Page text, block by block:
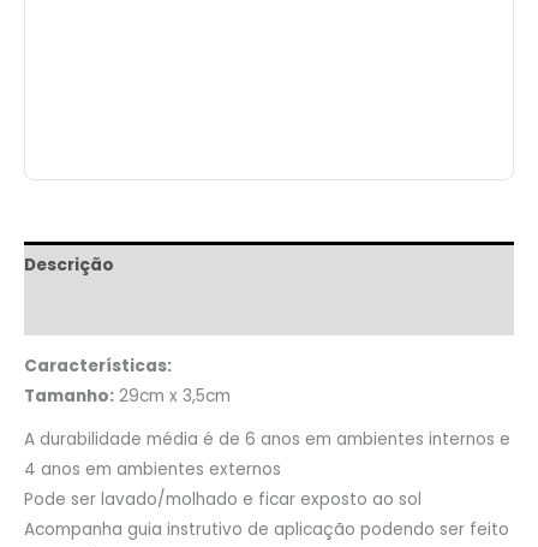
Descrição
Características:
Tamanho: 29cm x 3,5cm
A durabilidade média é de 6 anos em ambientes internos e
4 anos em ambientes externos
Pode ser lavado/molhado e ficar exposto ao sol
Acompanha guia instrutivo de aplicação podendo ser feito